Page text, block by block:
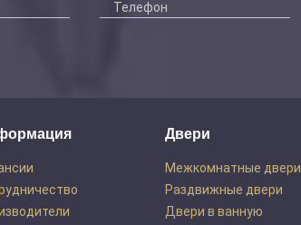
Двери
Межкомнатные двери
Раздвижные двери
Двери в ванную